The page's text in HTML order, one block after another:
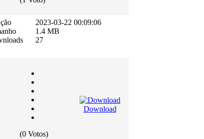
2023-03-22 00:09:06
1.4 MB
27
(0 Votos)
Download